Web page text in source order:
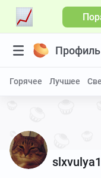
Профиль
Горячее Лучшее